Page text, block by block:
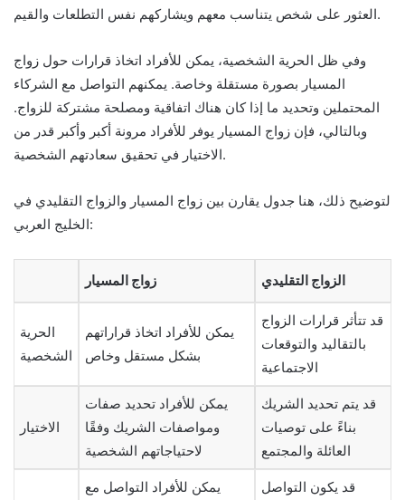
العثور على شخص يتناسب معهم ويشاركهم نفس التطلعات والقيم.
وفي ظل الحرية الشخصية، يمكن للأفراد اتخاذ قرارات حول زواج
المسيار بصورة مستقلة وخاصة. يمكنهم التواصل مع الشركاء
المحتملين وتحديد ما إذا كان هناك اتفاقية ومصلحة مشتركة للزواج.
وبالتالي، فإن زواج المسيار يوفر للأفراد مرونة أكبر وأكبر قدر من
الاختيار في تحقيق سعادتهم الشخصية.
لتوضيح ذلك، هنا جدول يقارن بين زواج المسيار والزواج التقليدي في
الخليج العربي:
زواج المسيار الزواج التقليدي
الحرية
الشخصية
يمكن للأفراد اتخاذ قراراتهم
بشكل مستقل وخاص
قد تتأثر قرارات الزواج
بالتقاليد والتوقعات
الاجتماعية
الاختيار
يمكن للأفراد تحديد صفات
ومواصفات الشريك وفقًا
لاحتياجاتهم الشخصية
قد يتم تحديد الشريك
بناءً على توصيات
العائلة والمجتمع
يمكن للأفراد التواصل مع
قد يكون التواصل